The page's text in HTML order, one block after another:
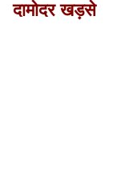
दामोदर खड़से